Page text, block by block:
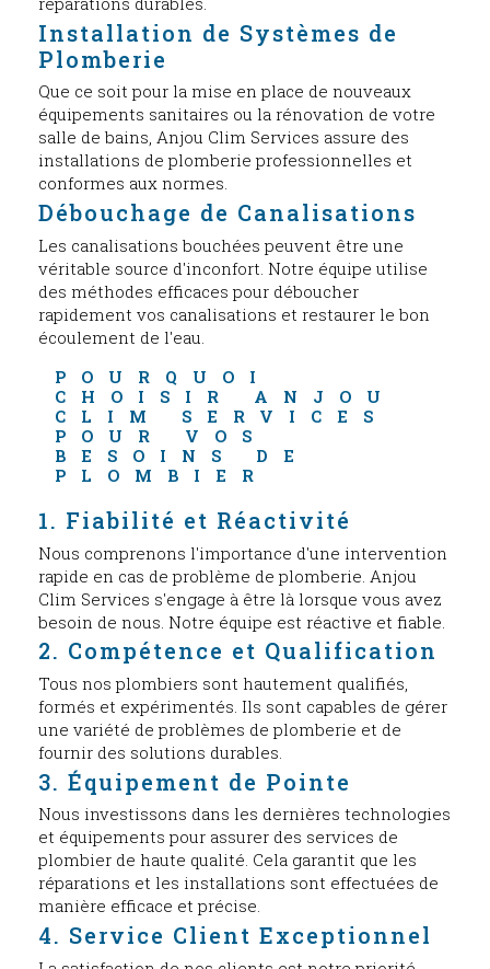
Installation de Systèmes de
Plomberie
Que ce soit pour la mise en place de nouveaux
équipements sanitaires ou la rénovation de votre
salle de bains, Anjou Clim Services assure des
installations de plomberie professionnelles et
conformes aux normes.
Débouchage de Canalisations
Les canalisations bouchées peuvent être une
véritable source d'inconfort. Notre équipe utilise
des méthodes efficaces pour déboucher
rapidement vos canalisations et restaurer le bon
écoulement de l'eau.
POURQUOI
CHOISIR ANJOU
CLIM SERVICES
POUR VOS
BESOINS DE
PLOMBIER
1. Fiabilité et Réactivité
Nous comprenons l'importance d'une intervention
rapide en cas de problème de plomberie. Anjou
Clim Services s'engage à être là lorsque vous avez
besoin de nous. Notre équipe est réactive et fiable.
2. Compétence et Qualification
Tous nos plombiers sont hautement qualifiés,
formés et expérimentés. Ils sont capables de gérer
une variété de problèmes de plomberie et de
fournir des solutions durables.
3. Équipement de Pointe
Nous investissons dans les dernières technologies
et équipements pour assurer des services de
plombier de haute qualité. Cela garantit que les
réparations et les installations sont effectuées de
manière efficace et précise.
4. Service Client Exceptionnel